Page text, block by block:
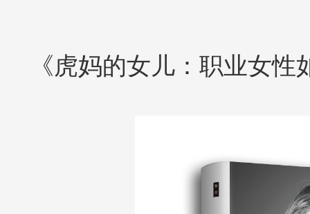
《虎妈的女儿：职业女